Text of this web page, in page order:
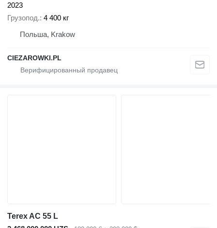
2023
Грузопод. 4 400 кг
Польша, Krakow
CIEZAROWKI.PL
Terex AC 55 L